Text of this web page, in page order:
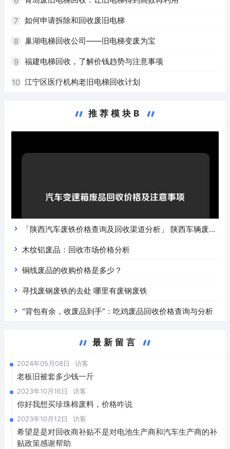
7 如何申请拆除和回收废旧电梯
8 巢湖电梯回收公司——旧电梯变废为宝
9 福建电梯回收，了解价钱趋势与注意事项
10 江宁区医疗机构老旧电梯回收计划
推荐模块B
「陕西汽车废铁价格查询及回收渠道分析」 陕西车辆废铁
价是什么
木纹铝废品：回收市场价格分析
铜线废品的收购价格是多少？
寻找废钢废铁的去处 哪里有废钢废铁
“背包有余，收废品到手”：吃鸡废品回收价格查询与分析
最新留言
2024年05月08日 访客
老板旧被套多少钱一斤
2023年10月16日 访客
你好我想买珍珠棉废料，价格咋说
2023年10月12日 访客
希望是是对回收商补贴不是对电池生产商和汽车生产商的补
贴政策感谢帮助